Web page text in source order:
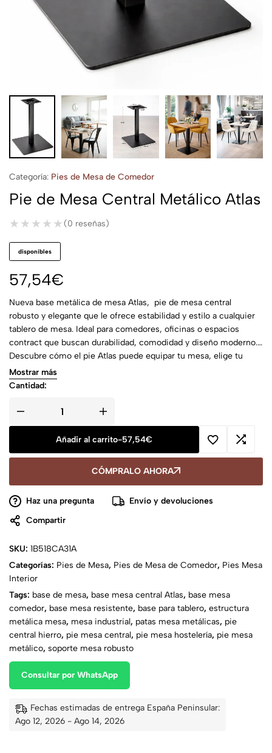
Categoría: Pies de Mesa de Comedor
Pie de Mesa Central Metálico Atlas
★★★★★
★★★★★ (0 reseñas)
disponibles
57,54€
Nueva base metálica de mesa Atlas, pie de mesa central
robusto y elegante que le ofrece estabilidad y estilo a cualquier
tablero de mesa. Ideal para comedores, oficinas o espacios
contract que buscan durabilidad, comodidad y diseño moderno.
Descubre cómo el pie Atlas puede equipar tu mesa, elige tu
tablero ideal y crea un espacio donde convivir, trabajar o recibir
con estilo y confianza.
Mostrar más
Cantidad:
Añadir al carrito-57,54€
CÓMPRALO AHORA
Haz una pregunta
Envío y devoluciones
Compartir
SKU: 1B518CA31A
Categorías: Pies de Mesa, Pies de Mesa de Comedor, Pies Mesa
Interior
Tags: base de mesa, base mesa central Atlas, base mesa
comedor, base mesa resistente, base para tablero, estructura
metálica mesa, mesa industrial, patas mesa metálicas, pie
central hierro, pie mesa central, pie mesa hostelería, pie mesa
metálico, soporte mesa robusto
Consultar por WhatsApp
Fechas estimadas de entrega España Peninsular:
Ago 12, 2026 - Ago 14, 2026